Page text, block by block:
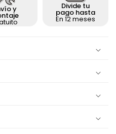
y Divide tu
pago hasta
En 12 meses